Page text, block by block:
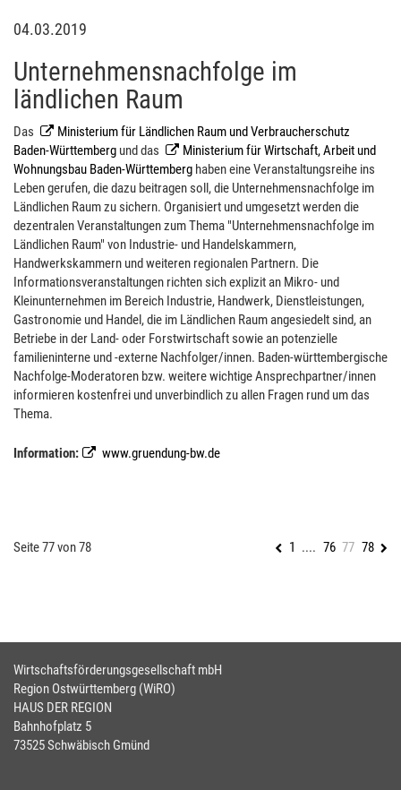
04.03.2019
Unternehmensnachfolge im
ländlichen Raum
Das
Ministerium für Ländlichen Raum und Verbraucherschutz
Baden-Württemberg und das
Ministerium für Wirtschaft, Arbeit und
Wohnungsbau Baden-Württemberg haben eine Veranstaltungsreihe ins
Leben gerufen, die dazu beitragen soll, die Unternehmensnachfolge im
Ländlichen Raum zu sichern. Organisiert und umgesetzt werden die
dezentralen Veranstaltungen zum Thema "Unternehmensnachfolge im
Ländlichen Raum" von Industrie- und Handelskammern,
Handwerkskammern und weiteren regionalen Partnern. Die
Informationsveranstaltungen richten sich explizit an Mikro- und
Kleinunternehmen im Bereich Industrie, Handwerk, Dienstleistungen,
Gastronomie und Handel, die im Ländlichen Raum angesiedelt sind, an
Betriebe in der Land- oder Forstwirtschaft sowie an potenzielle
familieninterne und -externe Nachfolger/innen. Baden-württembergische
Nachfolge-Moderatoren bzw. weitere wichtige Ansprechpartner/innen
informieren kostenfrei und unverbindlich zu allen Fragen rund um das
Thema.
Information: www.gruendung-bw.de
Seite 77 von 78 1 .... 76 77 78
Wirtschaftsförderungsgesellschaft mbH
Region Ostwürttemberg (WiRO)
HAUS DER REGION
Bahnhofplatz 5
73525 Schwäbisch Gmünd